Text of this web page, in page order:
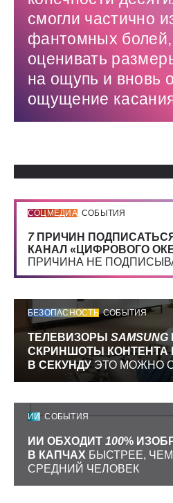
смогли частично
фантомных болей,
оценивать
на ощупь и вновь
ощущение
СОЦМЕДИА СОБЫТИЯ
7 ПРИЧИН
КАНАЛ «ЦИФРОВОГО
ПРИЧИНА НЕ
БЕЗОПАСНОСТЬ СОБЫТИЯ
ТЕЛЕВИЗОРЫ SAMSUNG
СКРИНШОТЫ КОНТЕНТА
В СЕКУНДУЭТО МОЖНО
ИИ СОБЫТИЯ
ИИ ОБХОДИТ 100%
В КАПЧАХ БЫСТРЕЕ, ЧЕМ
СРЕДНИЙ ЧЕЛОВЕК